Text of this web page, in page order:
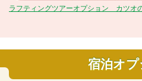
ラフティングツアーオプション カツオ
宿泊オ